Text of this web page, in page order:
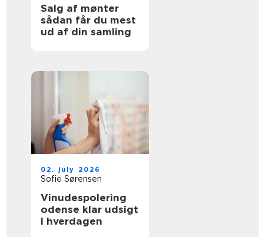
Salg af mønter
sådan får du mest
ud af din samling
02. july 2026
Sofie Sørensen
Vinudespolering
odense klar udsigt
i hverdagen